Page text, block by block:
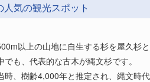
人気の観光スポット
以上の山地に自生する杉を屋久杉
でも、代表的な古木が縄文杉です。
時、樹齢4,000年と推定され、縄文時